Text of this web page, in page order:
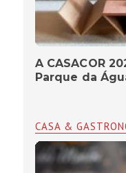
A CASACOR
Parque da
CASA &